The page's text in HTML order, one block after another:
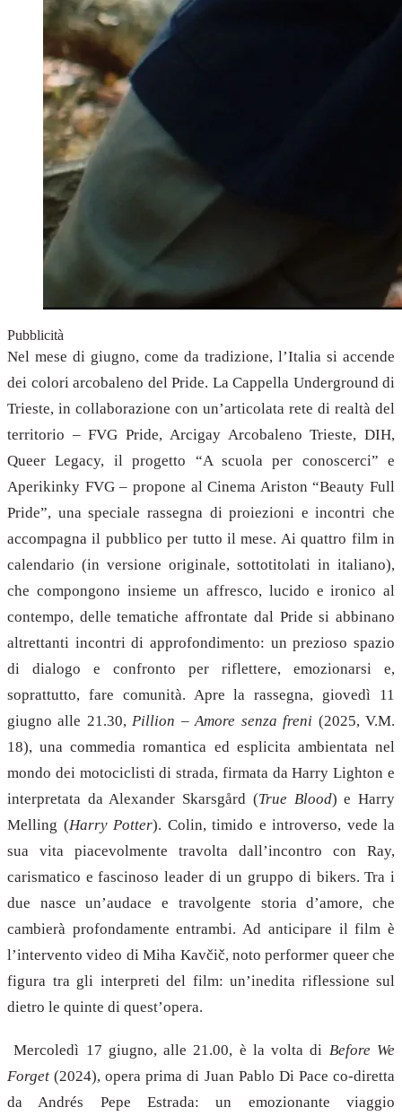
Pubblicità
Nel mese di giugno, come da tradizione, l’Italia si accende
dei colori arcobaleno del Pride. La Cappella Underground di
Trieste, in collaborazione con un’articolata rete di realtà del
territorio – FVG Pride, Arcigay Arcobaleno Trieste, DIH,
Queer Legacy, il progetto “A scuola per conoscerci” e
Aperikinky FVG – propone al Cinema Ariston “Beauty Full
Pride”, una speciale rassegna di proiezioni e incontri che
accompagna il pubblico per tutto il mese. Ai quattro film in
calendario (in versione originale, sottotitolati in italiano),
che compongono insieme un affresco, lucido e ironico al
contempo, delle tematiche affrontate dal Pride si abbinano
altrettanti incontri di approfondimento: un prezioso spazio
di dialogo e confronto per riflettere, emozionarsi e,
soprattutto, fare comunità. Apre la rassegna, giovedì 11
giugno alle 21.30,Pillion – Amore senza freni (2025, V.M.
18), una commedia romantica ed esplicita ambientata nel
mondo dei motociclisti di strada, firmata da Harry Lighton e
interpretata da Alexander Skarsgård (True Blood) e Harry
Melling (Harry Potter). Colin, timido e introverso, vede la
sua vita piacevolmente travolta dall’incontro con Ray,
carismatico e fascinoso leader di un gruppo di bikers. Tra i
due nasce un’audace e travolgente storia d’amore, che
cambierà profondamente entrambi. Ad anticipare il film è
l’intervento video di Miha Kavčič, noto performer queer che
figura tra gli interpreti del film: un’inedita riflessione sul
dietro le quinte di quest’opera.
Mercoledì 17 giugno, alle 21.00, è la volta di Before We
Forget (2024), opera prima di Juan Pablo Di Pace co-diretta
da Andrés Pepe Estrada: un emozionante viaggio